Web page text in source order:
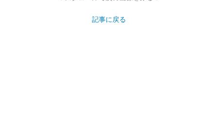
記事に戻る